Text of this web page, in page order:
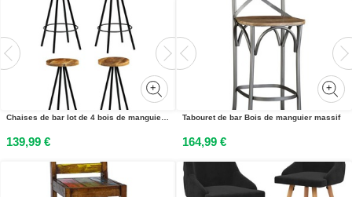
Chaises de bar lot de 4 bois de manguier solide
139,99 €
Tabouret de bar Bois de manguier massif
164,99 €